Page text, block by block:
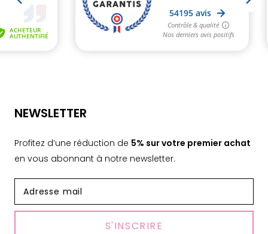
NEWSLETTER
Profitez d’une réduction de 5% sur votre premier achat
en vous abonnant à notre newsletter.
S'INSCRIRE